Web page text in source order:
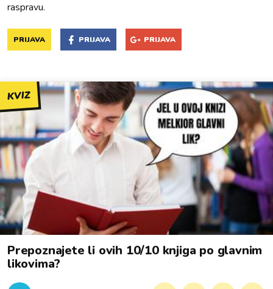
raspravu.
PRIJAVA PRIJAVA PRIJAVA
KVIZ
Prepoznajete li ovih 10/10 knjiga po glavnim
likovima?